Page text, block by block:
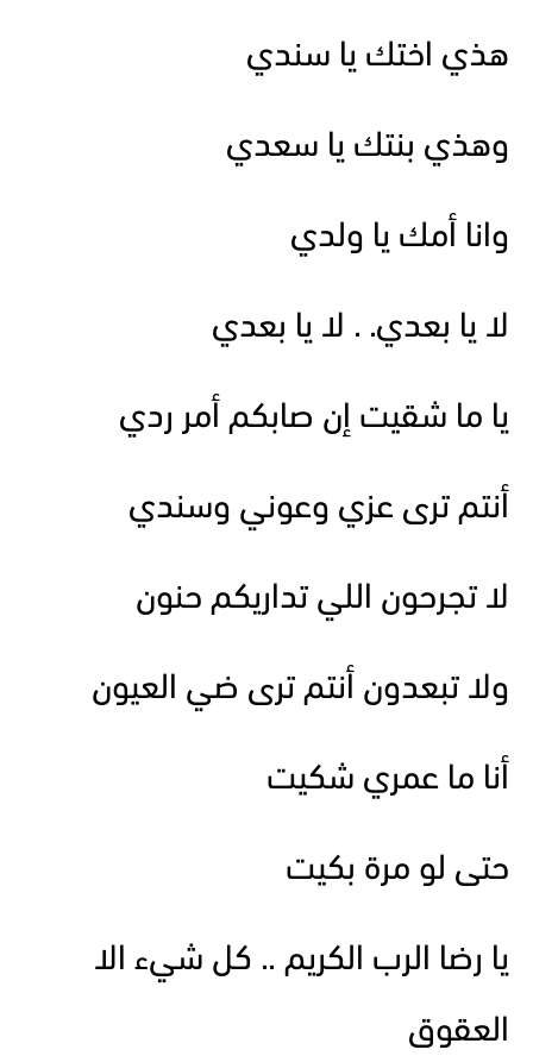
هذي اختك يا سندي
وهذي بنتك يا سعدي
وانا أمك يا ولدي
لا يا بعدي. . لا يا بعدي
يا ما شقيت إن صابكم أمر ردي
أنتم ترى عزي وعوني وسندي
لا تجرحون اللي تداريكم حنون
ولا تبعدون أنتم ترى ضي العيون
أنا ما عمري شكيت
حتى لو مرة بكيت
يا رضا الرب الكريم .. كل شيء الا
العقوق